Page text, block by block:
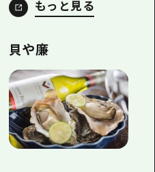
もっと見る
貝や廉